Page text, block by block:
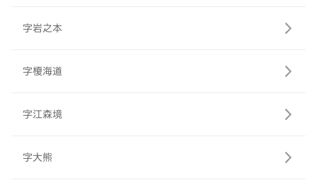
字岩之本
字榎海道
字江森境
字大熊